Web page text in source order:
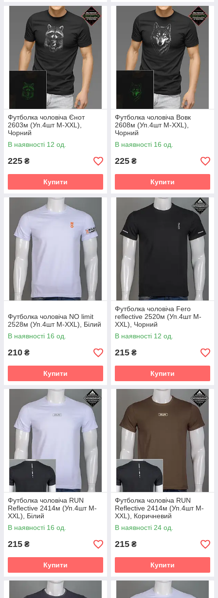
Футболка чоловіча Єнот
2603м (Уп.4шт M-XXL),
Чорний
В наявності 12 од.
225 ₴
Купити
Футболка чоловіча Вовк
2608м (Уп.4шт M-XXL),
Чорний
В наявності 16 од.
225 ₴
Купити
Футболка чоловіча NO limit
2528м (Уп.4шт M-XXL), Білий
В наявності 16 од.
210 ₴
Купити
Футболка чоловіча Fero
reflective 2520м (Уп.4шт M-
XXL), Чорний
В наявності 12 од.
215 ₴
Купити
Футболка чоловіча RUN
Reflective 2414м (Уп.4шт M-
XXL), Білий
В наявності 16 од.
215 ₴
Купити
Футболка чоловіча RUN
Reflective 2414м (Уп.4шт M-
XXL), Коричневий
В наявності 24 од.
215 ₴
Купити